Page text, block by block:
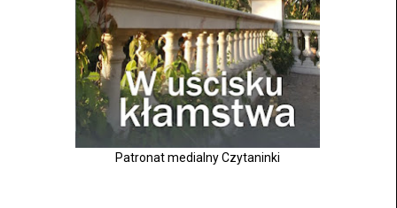
Patronat medialny Czytaninki